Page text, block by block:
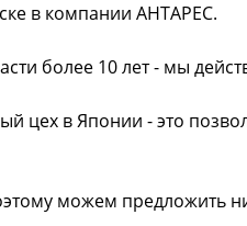
в компании АНТАРЕС.
более 10 лет - мы
цех в Японии - это
можем предложить